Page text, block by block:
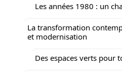
Les années 1980 : un
La transformation
et modernisation
Des espaces verts pour